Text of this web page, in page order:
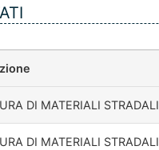
DI MATERIALI STRADALI
DI MATERIALI STRADALI